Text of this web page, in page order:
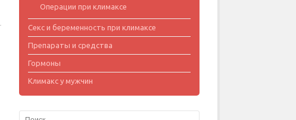
Операции при климаксе
Секс и беременность при климаксе
Препараты и средства
Гормоны
Климакс у мужчин